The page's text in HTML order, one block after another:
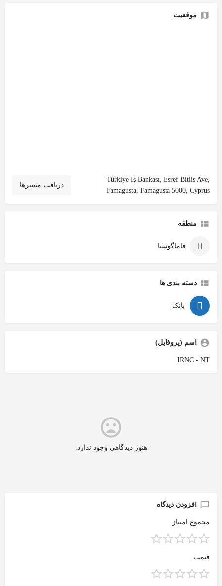
موقعیت
Türkiye İş Bankası, Esref Bitlis Ave,
Famagusta, Famagusta 5000, Cyprus
دریافت مسیرها
منطقه
فاماگوستا
دسته بندی ها
بانک
اسم (پروفایل)
IRNC - NT
هنوز دیدگاهی وجود ندارد.
افزودن دیدگاه
مجموع امتیاز
قیمت